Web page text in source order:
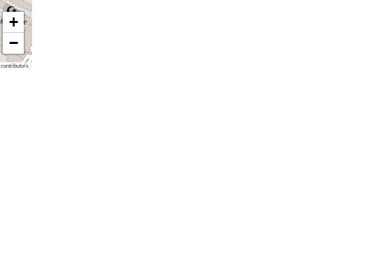
+
−
contributors